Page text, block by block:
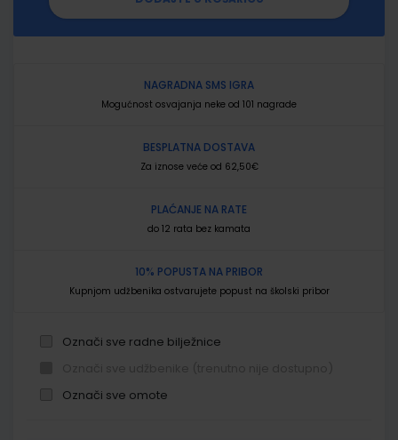
NAGRADNA SMS IGRA
Mogućnost osvajanja neke od 101 nagrade
BESPLATNA DOSTAVA
Za iznose veće od 62,50€
PLAĆANJE NA RATE
do 12 rata bez kamata
10% POPUSTA NA PRIBOR
Kupnjom udžbenika ostvarujete popust na školski pribor
Označi sve radne bilježnice
Označi sve omote